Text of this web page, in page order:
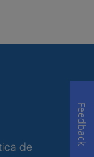
de
Feedback